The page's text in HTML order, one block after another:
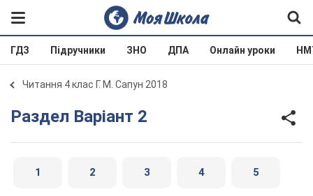
ГДЗ Підручники ЗНО ДПА Онлайн уроки
Читання 4 клас Г. М. Сапун 2018
Раздел Варіант 2
1 2 3 4 5